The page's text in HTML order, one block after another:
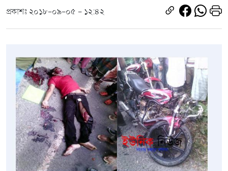
প্রকাশঃ ২০১৮-০৯-০৫ - ১২:৪২